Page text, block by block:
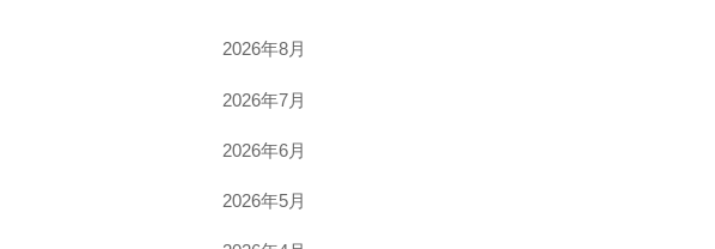
2026年8月
2026年7月
2026年6月
2026年5月